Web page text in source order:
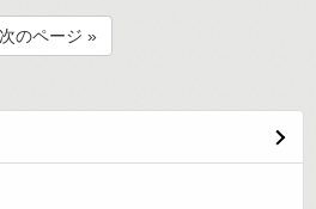
次のページ »